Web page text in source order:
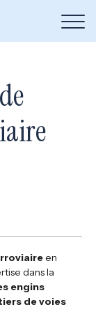
de
en
dans la
engins
de voies